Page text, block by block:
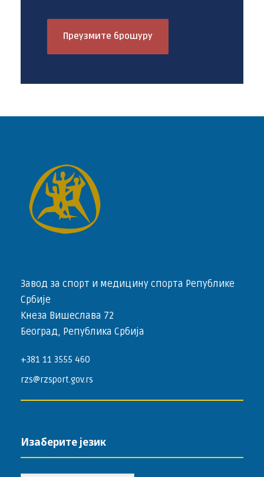
Преузмите брошуру
Завод за спорт и медицину спорта Републике
Србије
Кнеза Вишеслава 72
Београд, Република Србија
+381 11 3555 460
rzs@rzsport.gov.rs
Изаберите језик